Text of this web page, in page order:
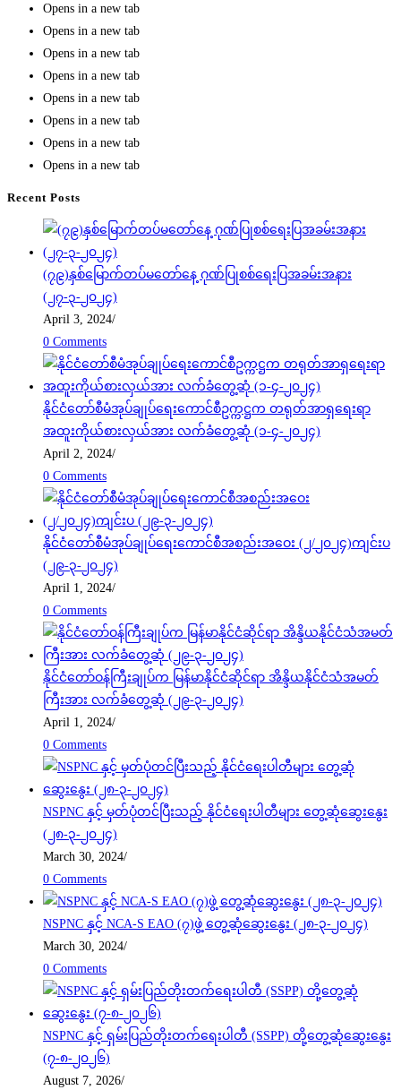
Opens in a new tab
Opens in a new tab
Opens in a new tab
Opens in a new tab
Opens in a new tab
Opens in a new tab
Opens in a new tab
Opens in a new tab
Recent Posts
(၇၉)နှစ်မြောက်တပ်မတော်နေ့ ဂုဏ်ပြုစစ်ရေးပြအခမ်းအနား
(၂၇-၃-၂၀၂၄)
April 3, 2024/
0 Comments
နိုင်ငံတော်စီမံအုပ်ချုပ်ရေးကောင်စီဥက္ကဋ္ဌက တရုတ်အာရှရေးရာ
အထူးကိုယ်စားလှယ်အား လက်ခံတွေ့ဆုံ (၁-၄-၂၀၂၄)
April 2, 2024/
0 Comments
နိုင်ငံတော်စီမံအုပ်ချုပ်ရေးကောင်စီအစည်းအဝေး (၂/၂၀၂၄)ကျင်းပ
(၂၉-၃-၂၀၂၄)
April 1, 2024/
0 Comments
နိုင်ငံတော်ဝန်ကြီးချုပ်က မြန်မာနိုင်ငံဆိုင်ရာ အိန္ဒိယနိုင်ငံသံအမတ်
ကြီးအား လက်ခံတွေ့ဆုံ (၂၉-၃-၂၀၂၄)
April 1, 2024/
0 Comments
NSPNC နှင့် မှတ်ပုံတင်ပြီးသည့် နိုင်ငံရေးပါတီများ တွေ့ဆုံဆွေးနွေး
(၂၈-၃-၂၀၂၄)
March 30, 2024/
0 Comments
NSPNC နှင့် NCA-S EAO (၇)ဖွဲ့ တွေ့ဆုံဆွေးနွေး (၂၈-၃-၂၀၂၄)
March 30, 2024/
0 Comments
NSPNC နှင့် ရှမ်းပြည်တိုးတက်ရေးပါတီ (SSPP) တို့တွေ့ဆုံဆွေးနွေး
(၇-၈-၂၀၂၆)
August 7, 2026/